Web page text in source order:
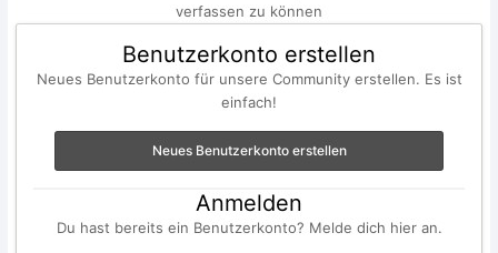
verfassen zu können
Benutzerkonto erstellen
Neues Benutzerkonto für unsere Community erstellen. Es ist
einfach!
Neues Benutzerkonto erstellen
Anmelden
Du hast bereits ein Benutzerkonto? Melde dich hier an.